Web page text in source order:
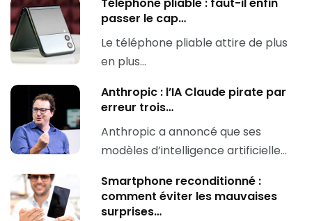
passer le cap…
Le téléphone pliable attire de plus
en plus…
Anthropic : l’IA Claude pirate par
erreur trois…
Anthropic a annoncé que ses
modèles d’intelligence artificielle…
Smartphone reconditionné :
comment éviter les mauvaises
surprises…